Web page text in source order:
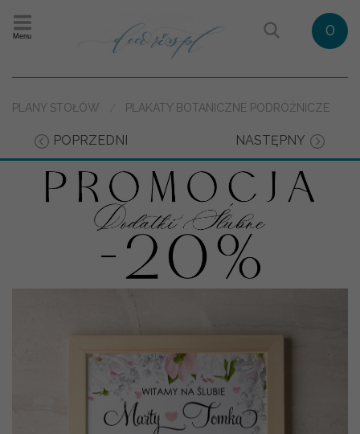
Menu 0
PLANY STOŁÓW PLAKATY BOTANICZNE PODRÓŻNICZE
POPRZEDNI NASTĘPNY